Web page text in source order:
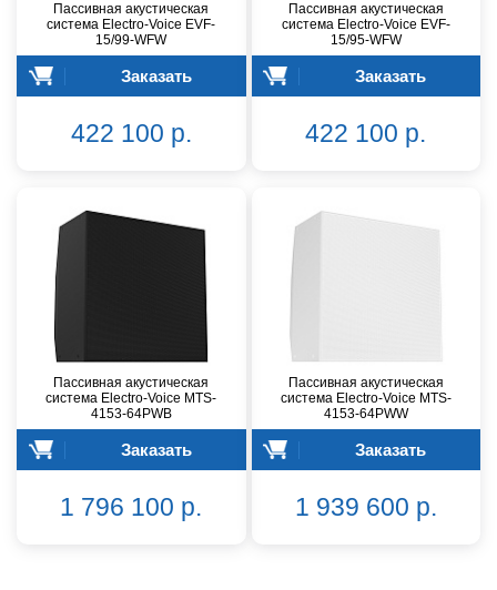
Пассивная акустическая
система Electro-Voice EVF-
15/99-WFW
Заказать
422 100 р.
Пассивная акустическая
система Electro-Voice EVF-
15/95-WFW
Заказать
422 100 р.
Пассивная акустическая
система Electro-Voice MTS-
4153-64PWB
Заказать
1 796 100 р.
Пассивная акустическая
система Electro-Voice MTS-
4153-64PWW
Заказать
1 939 600 р.